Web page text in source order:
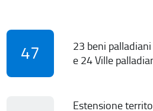
47
23 beni
e 24 Ville
Estensione